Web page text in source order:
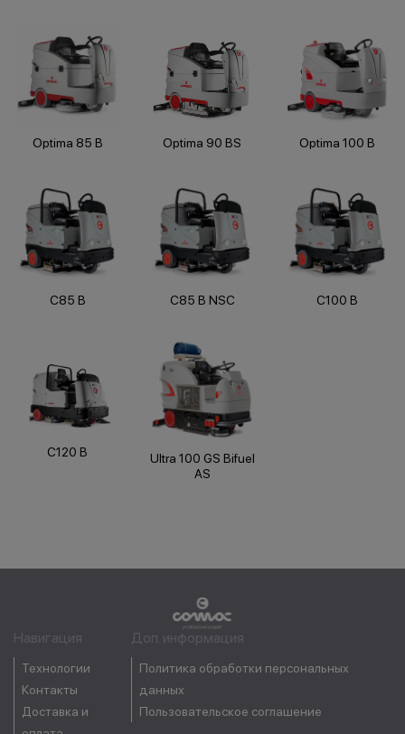
Optima 85 B Optima 90 BS Optima 100 B
C85 B C85 B NSC C100 B
C120 B
Ultra 100 GS Bifuel
AS
Навигация
Технологии
Контакты
Доставка и
Доп. информация
Политика обработки персональных
данных
Пользовательское соглашение